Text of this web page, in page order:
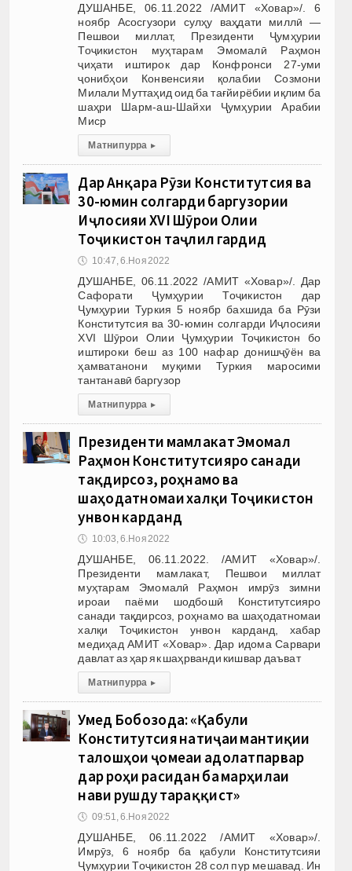
ДУШАНБЕ, 06.11.2022 /АМИТ «Ховар»/. 6
ноябр Асосгузори сулҳу ваҳдати миллӣ —
Пешвои миллат, Президенти Ҷумҳурии
Тоҷикистон муҳтарам Эмомалӣ Раҳмон
ҷиҳати иштирок дар Конфронси 27-уми
ҷонибҳои Конвенсияи қолабии Созмони
Милали Муттаҳид оид ба тағйирёбии иқлим ба
шаҳри Шарм-аш-Шайхи Ҷумҳурии Арабии
Миср
Матни пурра ▸
Дар Анқара Рӯзи Конститутсия ва
30-юмин солгарди баргузории
Иҷлосияи XVI Шӯрои Олии
Тоҷикистон таҷлил гардид
🕔 10:47, 6.Ноя 2022
ДУШАНБЕ, 06.11.2022 /АМИТ «Ховар»/. Дар
Сафорати Ҷумҳурии Тоҷикистон дар
Ҷумҳурии Туркия 5 ноябр бахшида ба Рӯзи
Конститутсия ва 30-юмин солгарди Иҷлосияи
XVI Шӯрои Олии Ҷумҳурии Тоҷикистон бо
иштироки беш аз 100 нафар донишҷӯён ва
ҳамватанони муқими Туркия маросими
тантанавӣ баргузор
Матни пурра ▸
Президенти мамлакат Эмомалӣ
Раҳмон Конститутсияро санади
тақдирсоз, роҳнамо ва
шаҳодатномаи халқи Тоҷикистон
унвон карданд
🕔 10:03, 6.Ноя 2022
ДУШАНБЕ, 06.11.2022. /АМИТ «Ховар»/.
Президенти мамлакат, Пешвои миллат
муҳтарам Эмомалӣ Раҳмон имрӯз зимни
ироаи паёми шодбошӣ Конститутсияро
санади тақдирсоз, роҳнамо ва шаҳодатномаи
халқи Тоҷикистон унвон карданд, хабар
медиҳад АМИТ «Ховар». Дар идома Сарвари
давлат аз ҳар як шаҳрванди кишвар даъват
Матни пурра ▸
Умед Бобозода: «Қабули
Конститутсия натиҷаи мантиқии
талошҳои ҷомеаи адолатпарвар
дар роҳи расидан ба марҳилаи
нави рушду тараққист»
🕔 09:51, 6.Ноя 2022
ДУШАНБЕ, 06.11.2022 /АМИТ «Ховар»/.
Имрӯз, 6 ноябр ба қабули Конститутсияи
Ҷумҳурии Тоҷикистон 28 сол пур мешавад. Ин